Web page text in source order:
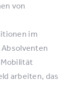
von
im
arbeiten, das